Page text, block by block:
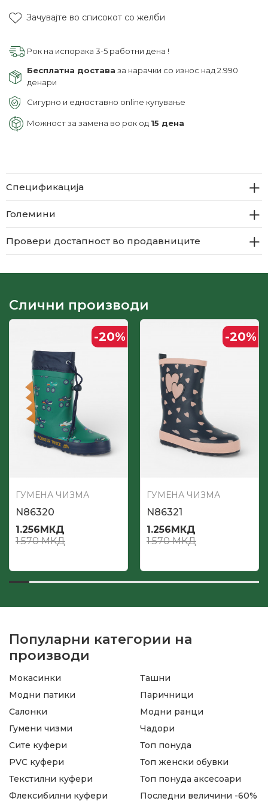
Зачувајте во списокот со желби
Рок на испорака 3-5 работни дена !
Бесплатна достава за нарачки со износ над 2.990
денари
Сигурно и едноставно online купување
Можност за замена во рок од 15 дена
Спецификација
Големини
Провери достапност во продавниците
Слични производи
-20%
ГУМЕНА ЧИЗМА
N86320
1.256МКД
1.570МКД
-20%
ГУМЕНА ЧИЗМА
N86321
1.256МКД
1.570МКД
Популарни категории на
производи
Мокасинки
Модни патики
Салонки
Гумени чизми
Ташни
Паричници
Модни ранци
Чадори
Сите куфери
PVC куфери
Текстилни куфери
Флексибилни куфери
Топ понуда
Топ женски обувки
Топ понуда аксесоари
Последни величини -60%